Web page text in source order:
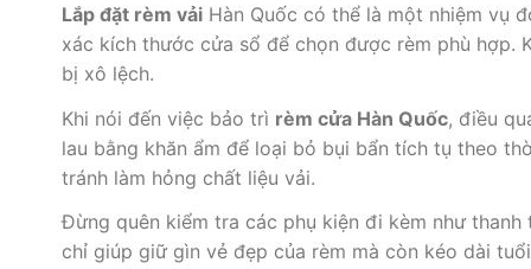
Lắp đặt rèm vảiHàn Quốc có thể là một nhiệm vụ
xác kích thước cửa sổ để chọn được rèm phù hợp.
bị xô lệch.
Khi nói đến việc bảo trì rèm cửa Hàn Quốc, điều
lau bằng khăn ẩm để loại bỏ bụi bẩn tích tụ theo
tránh làm hỏng chất liệu vải.
Đừng quên kiểm tra các phụ kiện đi kèm như
chỉ giúp giữ gìn vẻ đẹp của rèm mà còn kéo dài